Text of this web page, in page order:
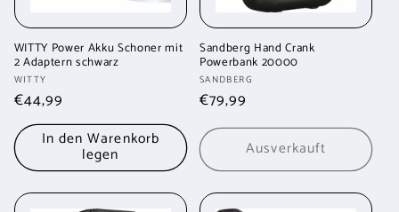
WITTY Power Akku Schoner mit
2 Adaptern schwarz
Anbieter:
WITTY
Normaler
Preis
€44,99
In den Warenkorb
legen
Sandberg Hand Crank
Powerbank 20000
Anbieter:
SANDBERG
Normaler
Preis
€79,99
Ausverkauft